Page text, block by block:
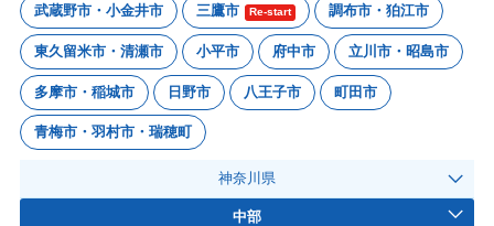
武蔵野市・小金井市 三鷹市 Re-start 調布市・狛江市
東久留米市・清瀬市 小平市 府中市 立川市・昭島市
多摩市・稲城市 日野市 八王子市 町田市
青梅市・羽村市・瑞穂町
神奈川県
中部